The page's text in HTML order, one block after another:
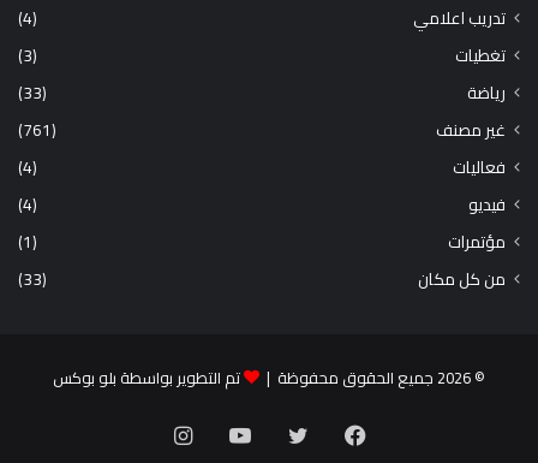
تدريب اعلامي
(4)
تغطيات
(3)
رياضة
(33)
غير مصنف
(761)
فعاليات
(4)
فيديو
(4)
مؤتمرات
(1)
من كل مكان
(33)
© 2026 جميع الحقوق محفوظة | تم التطوير بواسطة بلو بوكس
فيسبوك يوتيوبانستقرام